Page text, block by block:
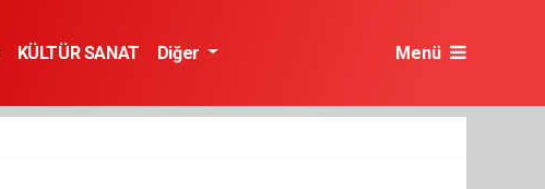
KÜLTÜR SANAT Diğer Menü